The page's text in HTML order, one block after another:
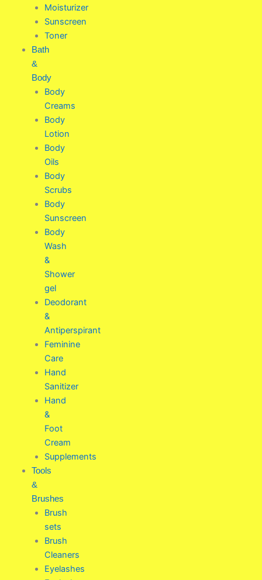
Moisturizer
Sunscreen
Toner
Bath
&
Body
Body
Creams
Body
Lotion
Body
Oils
Body
Scrubs
Body
Sunscreen
Body
Wash
&
Shower
gel
Deodorant
&
Antiperspirant
Feminine
Care
Hand
Sanitizer
Hand
&
Foot
Cream
Supplements
Tools
&
Brushes
Brush
sets
Brush
Cleaners
Eyelashes